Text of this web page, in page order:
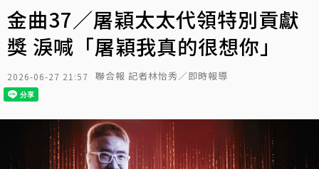
金曲37／屠穎太太代領特別貢獻
獎 淚喊「屠穎我真的很想你」
2026-06-27 21:57 聯合報 記者林怡秀／即時報導